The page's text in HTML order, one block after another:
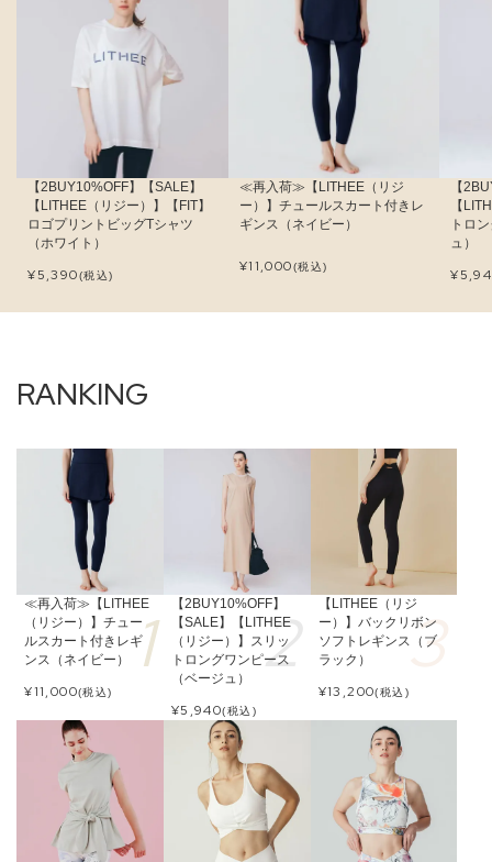
【2BUY10%OFF】【SALE】
【LITHEE（リジー）】【FIT】
ロゴプリントビッグTシャツ
（ホワイト）
¥5,390(税込)
≪再入荷≫【LITHEE（リジ
ー）】チュールスカート付きレ
ギンス（ネイビー）
¥11,000(税込)
【
【
トロ
ュ）
¥
≪再入荷≫【LITHEE
（リジー）】チュー
ルスカート付きレギ
ンス（ネイビー）
¥11,000(税込)
【2BUY10%OFF】
【SALE】【LITHEE
（リジー）】スリッ
トロングワンピース
（ベージュ）
¥5,940(税込)
【LITHEE（リジ
ー）】バックリボン
ソフトレギンス（ブ
ラック）
¥13,200(税込)